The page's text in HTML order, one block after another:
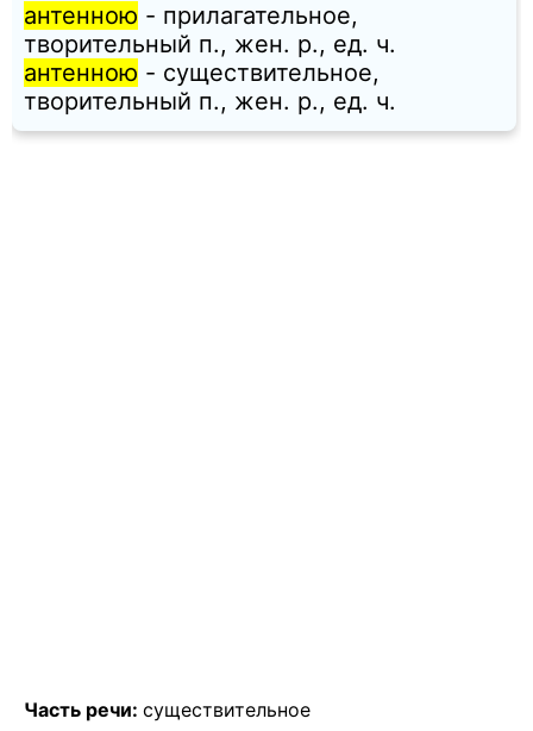
антенною - прилагательное,
творительный п., жен. p., ед. ч.
антенною - существительное,
творительный п., жен. p., ед. ч.
Часть речи: существительное